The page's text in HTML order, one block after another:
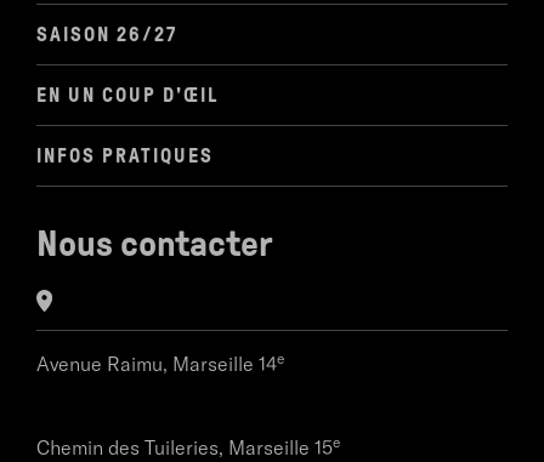
SAISON 26/27
EN UN COUP D'ŒIL
INFOS PRATIQUES
Nous contacter
Avenue Raimu, Marseille 14e
Chemin des Tuileries, Marseille 15e